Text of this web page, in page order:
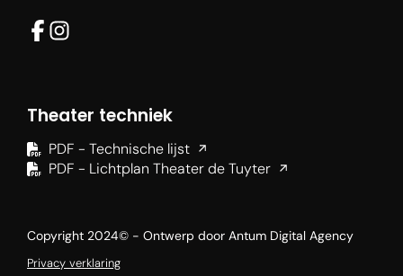
Mijn account
Theater techniek
PDF - Technische lijst
PDF - Lichtplan Theater de Tuyter
Copyright 2024© - Ontwerp door Antum Digital Agency
Privacy verklaring